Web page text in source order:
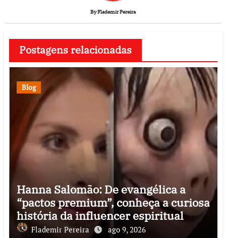
ByFlademir Pereira
Postagens relacionadas
Blog
Hanna Salomão: De evangélica a
“pactos premium”, conheça a curiosa
história da influencer espiritual
Flademir Pereira ago 9, 2026